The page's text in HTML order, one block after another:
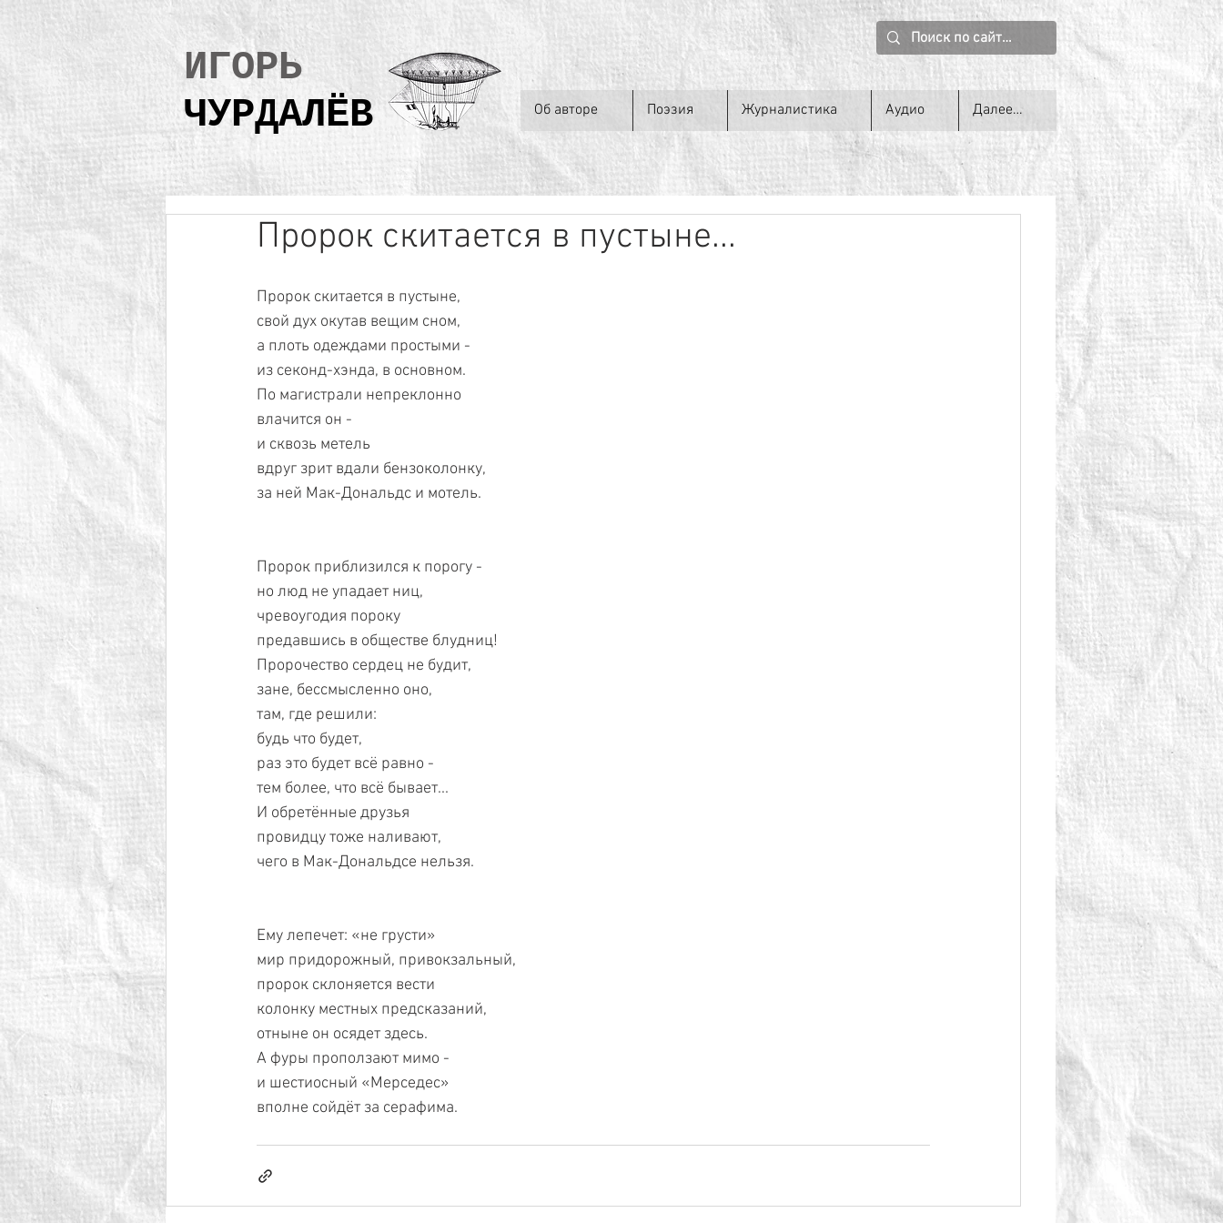
ИГОРЬ
ЧУРДАЛЁВ
Об авторе Поэзия Журналистика Аудио Далее…
Пророк скитается в пустыне...
Пророк скитается в пустыне,
свой дух окутав вещим сном,
а плоть одеждами простыми -
из секонд-хэнда, в основном.
По магистрали непреклонно
влачится он -
и сквозь метель
вдруг зрит вдали бензоколонку,
за ней Мак-Дональдс и мотель.
Пророк приблизился к порогу -
но люд не упадает ниц,
чревоугодия пороку
предавшись в обществе блудниц!
Пророчество сердец не будит,
зане, бессмысленно оно,
там, где решили:
будь что будет,
раз это будет всё равно -
тем более, что всё бывает...
И обретённые друзья
провидцу тоже наливают,
чего в Мак-Дональдсе нельзя.
Ему лепечет: «не грусти»
мир придорожный, привокзальный,
пророк склоняется вести
колонку местных предсказаний,
отныне он осядет здесь.
А фуры проползают мимо -
и шестиосный «Мерседес»
вполне сойдёт за серафима.